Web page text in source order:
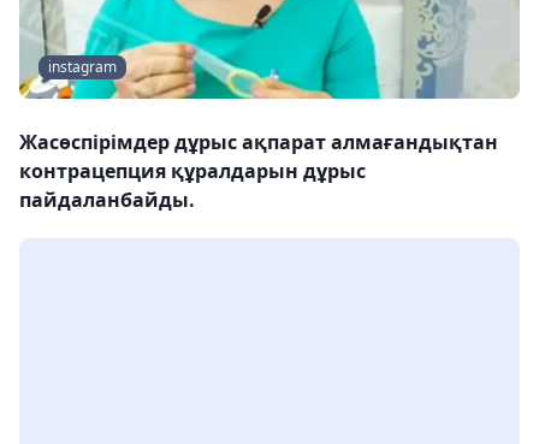
instagram
Жасөспірімдер дұрыс ақпарат алмағандықтан
контрацепция құралдарын дұрыс
пайдаланбайды.